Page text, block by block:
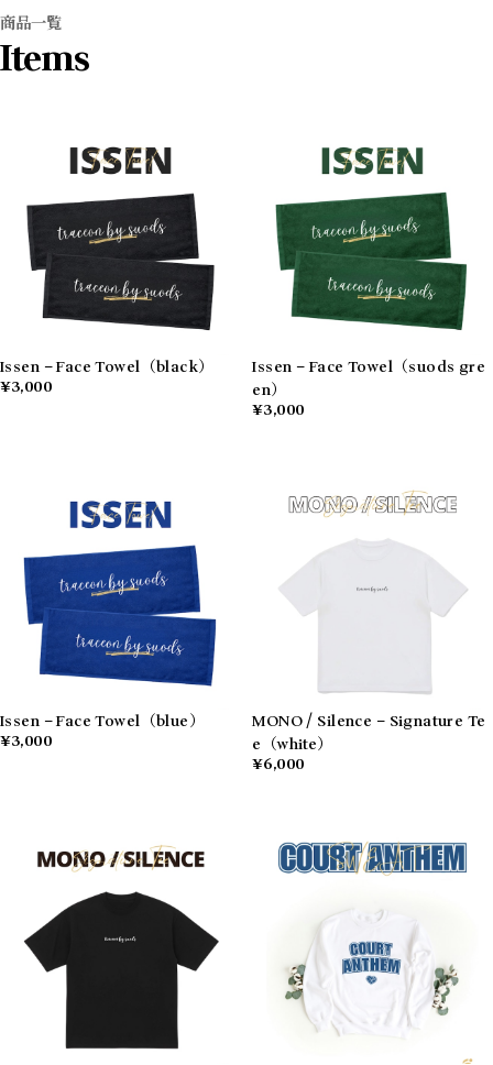
Items
商品一覧
Issen – Face Towel（black）
¥3,000
Issen – Face Towel（suods gre
en）
¥3,000
Issen – Face Towel（blue）
¥3,000
MONO / Silence – Signature Te
e（white）
¥6,000